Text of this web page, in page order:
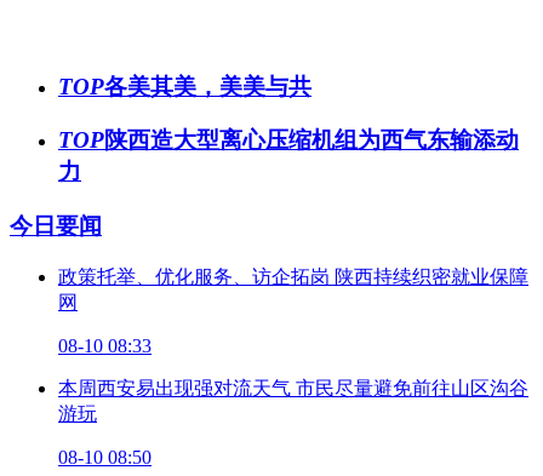
TOP各美其美，美美与共
TOP陕西造大型离心压缩机组为西气东输添动
力
今日要闻
政策托举、优化服务、访企拓岗 陕西持续织密就业保障
网
08-10 08:33
本周西安易出现强对流天气 市民尽量避免前往山区沟谷
游玩
08-10 08:50